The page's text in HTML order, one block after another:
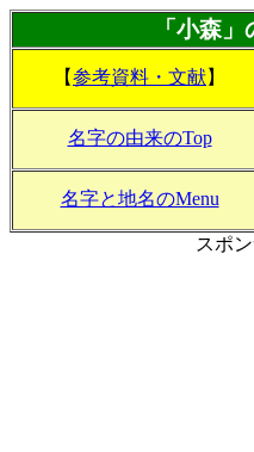
「小森
【参考資料・文献】
名字の由来のTop
名字と地名のMenu
スポ